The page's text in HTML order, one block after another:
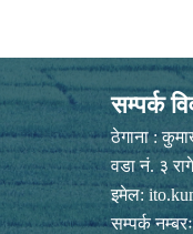
सम्पर्क
ठेगाना :
वडा नं. ३
इमेल:
सम्पर्क